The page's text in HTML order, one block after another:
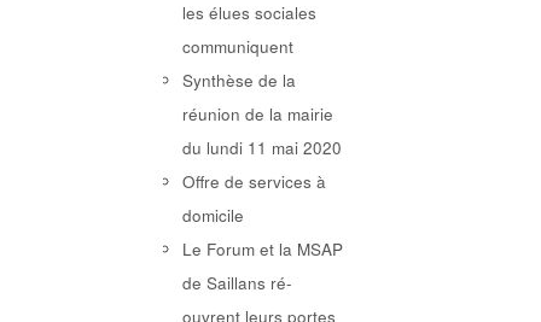
les élues sociales
communiquent
Synthèse de la
réunion de la mairie
du lundi 11 mai 2020
Offre de services à
domicile
Le Forum et la MSAP
de Saillans ré-
ouvrent leurs portes